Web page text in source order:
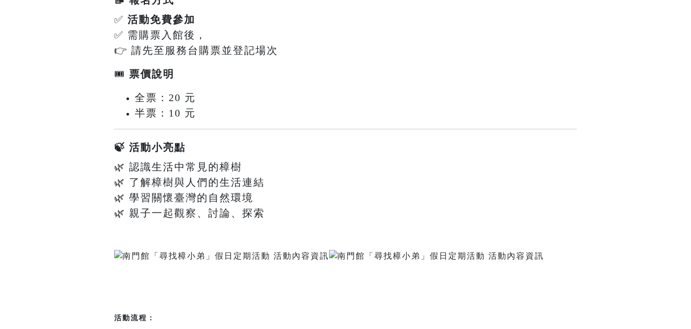
✅ 活動免費參加
✅ 需購票入館後，
👉 請先至服務台購票並登記場次
🎟 票價說明
全票：20 元
半票：10 元
🍃 活動小亮點
🌿 認識生活中常見的樟樹
🌿 了解樟樹與人們的生活連結
🌿 學習關懷臺灣的自然環境
🌿 親子一起觀察、討論、探索
活動流程：